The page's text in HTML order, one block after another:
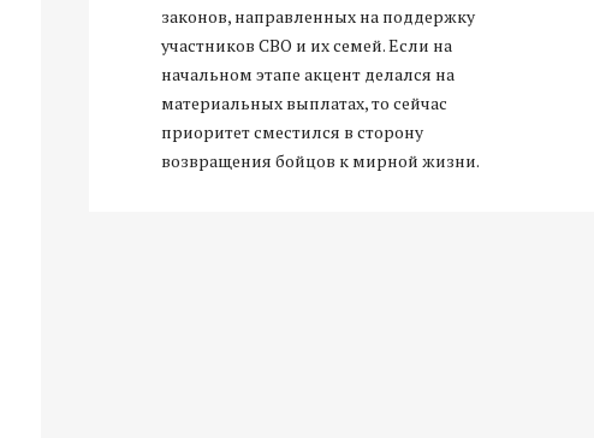
законов, направленных на поддержку
участников СВО и их семей. Если на
начальном этапе акцент делался на
материальных выплатах, то сейчас
приоритет сместился в сторону
возвращения бойцов к мирной жизни.